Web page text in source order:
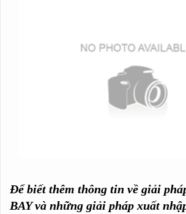
Để biết thêm thông tin về giải
BAY và những giải pháp xuất